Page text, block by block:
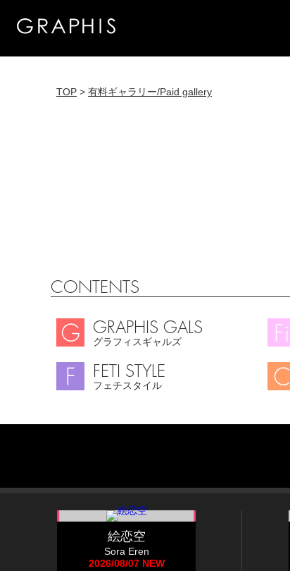
TOP > 有料ギャラリー/Paid gallery
CONTENTS
GRAPHIS GALS
グラフィスギャルズ
FETI STYLE
フェチスタイル
絵恋空
Sora Eren
2026/08/07 NEW